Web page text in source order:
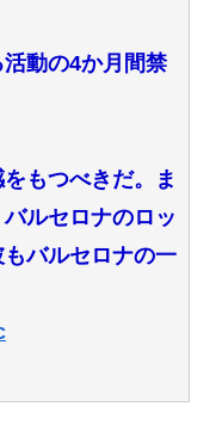
動の4か月間禁
もつべきだ。ま
ルセロナのロッ
バルセロナの一